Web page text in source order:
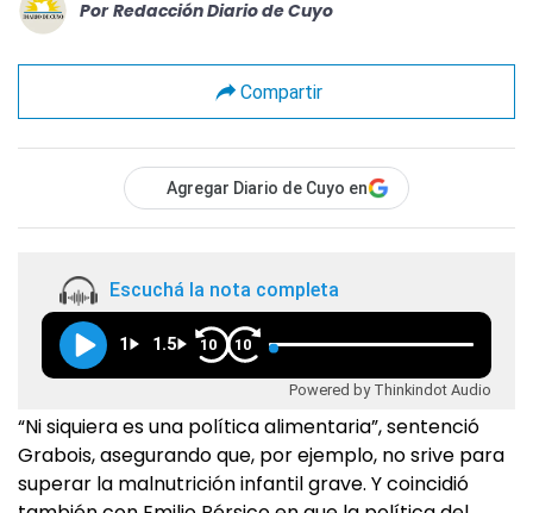
Por Redacción Diario de Cuyo
Compartir
Agregar Diario de Cuyo en
Escuchá la nota completa
1 1.5 10 10
Powered by Thinkindot Audio
“Ni siquiera es una política alimentaria”, sentenció
Grabois, asegurando que, por ejemplo, no srive para
superar la malnutrición infantil grave. Y coincidió